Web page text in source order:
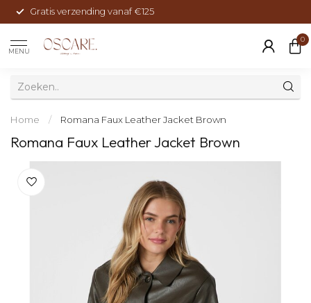
Gratis verzending vanaf €125
MENU
0
Home / Romana Faux Leather Jacket Brown
Romana Faux Leather Jacket Brown